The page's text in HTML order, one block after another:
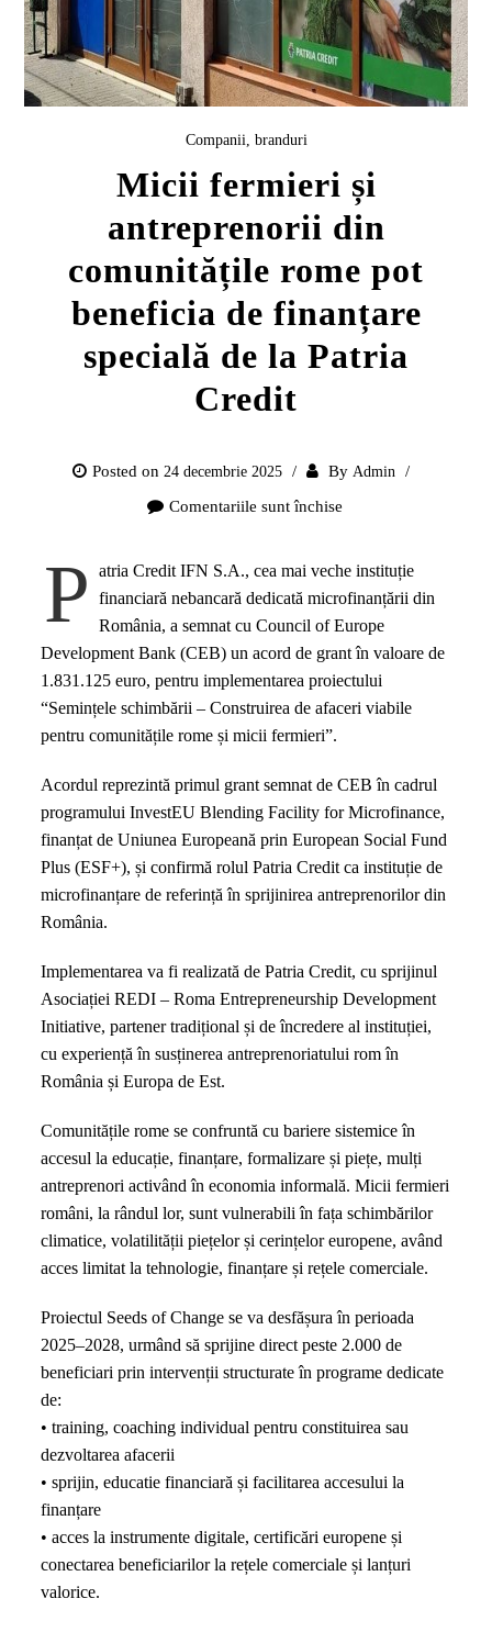
Companii, branduri
Micii fermieri și
antreprenorii din
comunitățile rome pot
beneficia de finanțare
specială de la Patria
Credit
Posted on 24 decembrie 2025 By Admin
Comentariile sunt închise
fermieri
antreprenorii
pot
de
la
Patria
P
atria Credit IFN S.A., cea mai veche instituție
financiară nebancară dedicată microfinanțării din
România, a semnat cu Council of Europe
Development Bank (CEB) un acord de grant în valoare de
1.831.125 euro, pentru implementarea proiectului
“Semințele schimbării – Construirea de afaceri viabile
pentru comunitățile rome și micii fermieri”.
Acordul reprezintă primul grant semnat de CEB în cadrul
programului InvestEU Blending Facility for Microfinance,
finanțat de Uniunea Europeană prin European Social Fund
Plus (ESF+), și confirmă rolul Patria Credit ca instituție de
microfinanțare de referință în sprijinirea antreprenorilor din
România.
Implementarea va fi realizată de Patria Credit, cu sprijinul
Asociației REDI – Roma Entrepreneurship Development
Initiative, partener tradițional și de încredere al instituției,
cu experiență în susținerea antreprenoriatului rom în
România și Europa de Est.
Comunitățile rome se confruntă cu bariere sistemice în
accesul la educație, finanțare, formalizare și piețe, mulți
antreprenori activând în economia informală. Micii fermieri
români, la rândul lor, sunt vulnerabili în fața schimbărilor
climatice, volatilității piețelor și cerințelor europene, având
acces limitat la tehnologie, finanțare și rețele comerciale.
Proiectul Seeds of Change se va desfășura în perioada
2025–2028, urmând să sprijine direct peste 2.000 de
beneficiari prin intervenții structurate în programe dedicate
de:
• training, coaching individual pentru constituirea sau
dezvoltarea afacerii
• sprijin, educatie financiară și facilitarea accesului la
finanțare
• acces la instrumente digitale, certificări europene și
conectarea beneficiarilor la rețele comerciale și lanțuri
valorice.